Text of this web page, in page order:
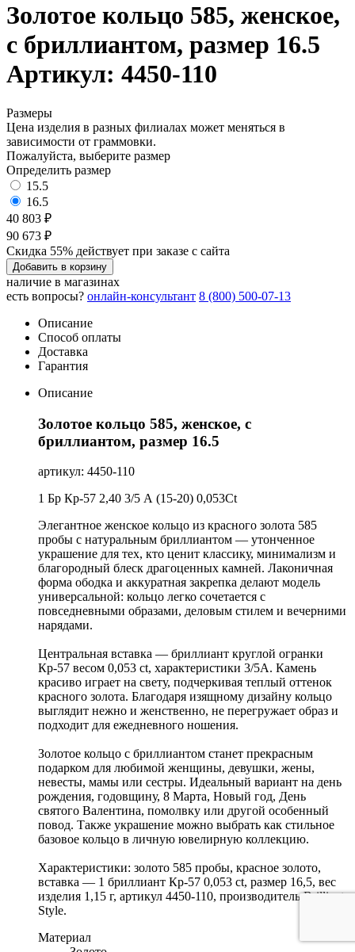
Золотое кольцо 585, женское,
с бриллиантом, размер 16.5
Артикул: 4450-110
Размеры
Цена изделия в разных филиалах может меняться в
зависимости от граммовки.
Пожалуйста, выберите размер
Определить размер
15.5
16.5
40 803 ₽
90 673 ₽
Скидка 55% действует при заказе с сайта
Добавить в корзину
наличие в магазинах
есть вопросы? онлайн-консультант 8 (800) 500-07-13
Описание
Способ оплаты
Доставка
Гарантия
Описание
Золотое кольцо 585, женское, с
бриллиантом, размер 16.5
артикул: 4450-110
1 Бр Кр-57 2,40 3/5 А (15-20) 0,053Ct
Элегантное женское кольцо из красного золота 585
пробы с натуральным бриллиантом — утонченное
украшение для тех, кто ценит классику, минимализм и
благородный блеск драгоценных камней. Лаконичная
форма ободка и аккуратная закрепка делают модель
универсальной: кольцо легко сочетается с
повседневными образами, деловым стилем и вечерними
нарядами.
Центральная вставка — бриллиант круглой огранки
Кр-57 весом 0,053 ct, характеристики 3/5А. Камень
красиво играет на свету, подчеркивая теплый оттенок
красного золота. Благодаря изящному дизайну кольцо
выглядит нежно и женственно, не перегружает образ и
подходит для ежедневного ношения.
Золотое кольцо с бриллиантом станет прекрасным
подарком для любимой женщины, девушки, жены,
невесты, мамы или сестры. Идеальный вариант на день
рождения, годовщину, 8 Марта, Новый год, День
святого Валентина, помолвку или другой особенный
повод. Также украшение можно выбрать как стильное
базовое кольцо в личную ювелирную коллекцию.
Характеристики: золото 585 пробы, красное золото,
вставка — 1 бриллиант Кр-57 0,053 ct, размер 16,5, вес
изделия 1,15 г, артикул 4450-110, производитель Brilliant
Style.
Материал